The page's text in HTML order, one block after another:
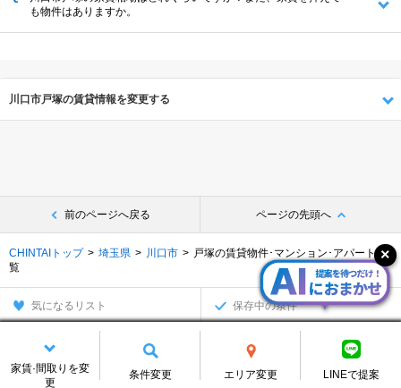
家賃·間取りを変
更
条件変更 エリア変更 LINEで提案
も物件はありますか。
川口市戸塚の賃貸情報を変更する
前のページへ戻る ページの先頭へ
CHINTAIトップ 埼玉県 川口市
戸塚の賃貸物件･マンション･アパート一
覧
気になるリスト 保存中の条件
別の探し方でお部屋を探す
沿線・駅から 住所から